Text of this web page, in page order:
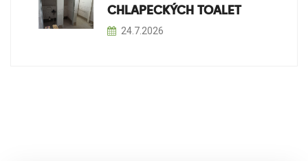
CHLAPECKÝCH TOALET
24.7.2026